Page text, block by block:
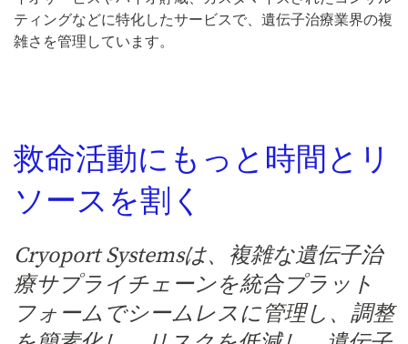
ティングなどに特化したサービスで、遺伝子治療業界の複
雑さを管理しています。
救命活動にもっと時間とリ
ソースを割く
Cryoport Systemsは、複雑な遺伝子治
療サプライチェーンを統合プラット
フォームでシームレスに管理し、調整